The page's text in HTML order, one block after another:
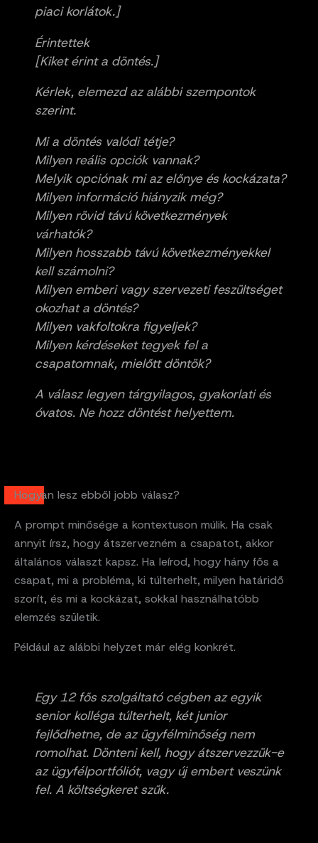
piaci korlátok.]
Érintettek
[Kiket érint a döntés.]
Kérlek, elemezd az alábbi szempontok
szerint.
Mi a döntés valódi tétje?
Milyen reális opciók vannak?
Melyik opciónak mi az előnye és kockázata?
Milyen információ hiányzik még?
Milyen rövid távú következmények
várhatók?
Milyen hosszabb távú következményekkel
kell számolni?
Milyen emberi vagy szervezeti feszültséget
okozhat a döntés?
Milyen vakfoltokra figyeljek?
Milyen kérdéseket tegyek fel a
csapatomnak, mielőtt döntök?
A válasz legyen tárgyilagos, gyakorlati és
óvatos. Ne hozz döntést helyettem.
Hogyan lesz ebből jobb válasz?
A prompt minősége a kontextuson múlik. Ha csak
annyit írsz, hogy átszervezném a csapatot, akkor
általános választ kapsz. Ha leírod, hogy hány fős a
csapat, mi a probléma, ki túlterhelt, milyen határidő
szorít, és mi a kockázat, sokkal használhatóbb
elemzés születik.
Például az alábbi helyzet már elég konkrét.
Egy 12 fős szolgáltató cégben az egyik
senior kolléga túlterhelt, két junior
fejlődhetne, de az ügyfélminőség nem
romolhat. Dönteni kell, hogy átszervezzük-e
az ügyfélportfóliót, vagy új embert veszünk
fel. A költségkeret szűk.